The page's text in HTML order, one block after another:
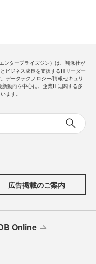
ンタープライズジン）は、翔泳社が
ビジネス成長を支援するITリーダー
データテクノロジー/情報セキュリ
動向を中心に、企業ITに関する多
ます。
広告掲載のご案内
Online